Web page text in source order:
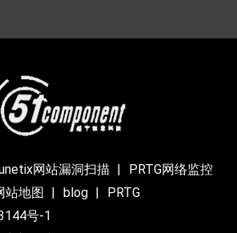
网站漏洞扫描
PRTG网络监控
站地图 blog
PRTG
号-1